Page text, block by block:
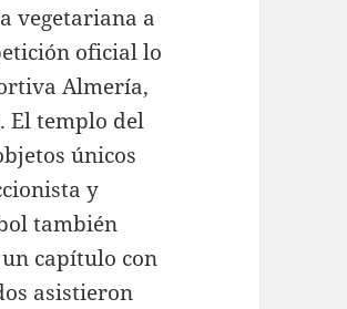
vegetariana a
oficial lo
Almería,
El templo del
únicos
y
también
capítulo con
asistieron